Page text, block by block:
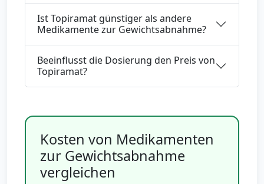
Ist Topiramat günstiger als andere
Medikamente zur Gewichtsabnahme?
Beeinflusst die Dosierung den Preis von
Topiramat?
Kosten von Medikamenten
zur Gewichtsabnahme
vergleichen